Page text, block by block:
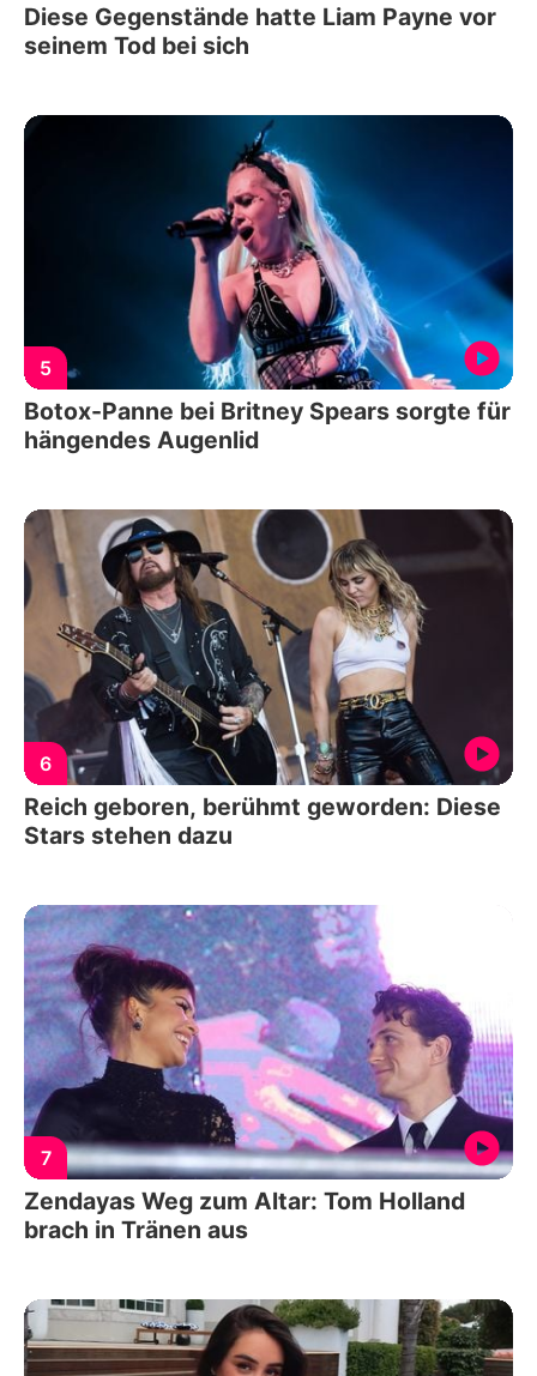
Diese Gegenstände hatte Liam Payne vor
seinem Tod bei sich
5
Botox-Panne bei Britney Spears sorgte für
hängendes Augenlid
6
Reich geboren, berühmt geworden: Diese
Stars stehen dazu
7
Zendayas Weg zum Altar: Tom Holland
brach in Tränen aus